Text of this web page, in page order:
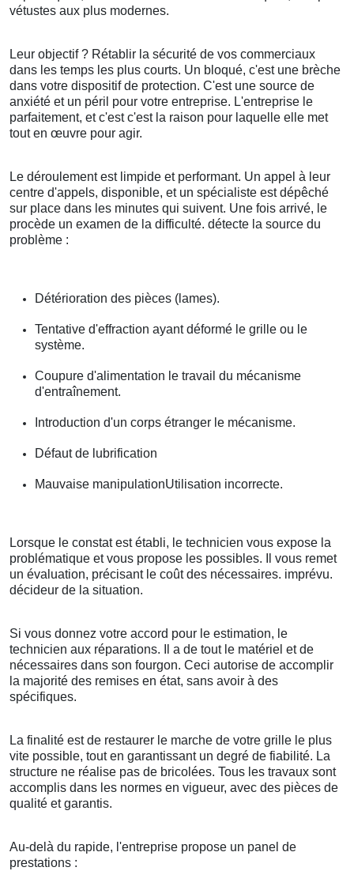
vétustes aux plus modernes.
Leur objectif ? Rétablir la sécurité de vos commerciaux
dans les temps les plus courts. Un bloqué, c'est une brèche
dans votre dispositif de protection. C'est une source de
anxiété et un péril pour votre entreprise. L'entreprise le
parfaitement, et c'est c'est la raison pour laquelle elle met
tout en œuvre pour agir.
Le déroulement est limpide et performant. Un appel à leur
centre d'appels, disponible, et un spécialiste est dépêché
sur place dans les minutes qui suivent. Une fois arrivé, le
procède un examen de la difficulté. détecte la source du
problème :
Détérioration des pièces (lames).
Tentative d'effraction ayant déformé le grille ou le
système.
Coupure d'alimentation le travail du mécanisme
d'entraînement.
Introduction d'un corps étranger le mécanisme.
Défaut de lubrification
Mauvaise manipulationUtilisation incorrecte.
Lorsque le constat est établi, le technicien vous expose la
problématique et vous propose les possibles. Il vous remet
un évaluation, précisant le coût des nécessaires. imprévu.
décideur de la situation.
Si vous donnez votre accord pour le estimation, le
technicien aux réparations. Il a de tout le matériel et de
nécessaires dans son fourgon. Ceci autorise de accomplir
la majorité des remises en état, sans avoir à des
spécifiques.
La finalité est de restaurer le marche de votre grille le plus
vite possible, tout en garantissant un degré de fiabilité. La
structure ne réalise pas de bricolées. Tous les travaux sont
accomplis dans les normes en vigueur, avec des pièces de
qualité et garantis.
Au-delà du rapide, l'entreprise propose un panel de
prestations :